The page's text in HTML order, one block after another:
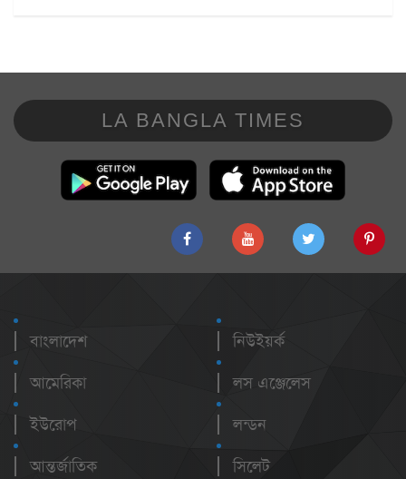
LA BANGLA TIMES
বাংলাদেশ
আমেরিকা
ইউরোপ
আন্তর্জাতিক
নিউইয়র্ক
লস এঞ্জেলেস
লন্ডন
সিলেট